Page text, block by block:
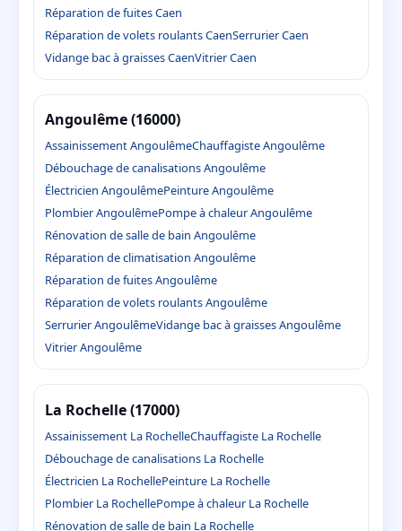
Réparation de fuites Caen
Réparation de volets roulants CaenSerrurier Caen
Vidange bac à graisses CaenVitrier Caen
Angoulême (16000)
Assainissement AngoulêmeChauffagiste Angoulême
Débouchage de canalisations Angoulême
Électricien AngoulêmePeinture Angoulême
Plombier AngoulêmePompe à chaleur Angoulême
Rénovation de salle de bain Angoulême
Réparation de climatisation Angoulême
Réparation de fuites Angoulême
Réparation de volets roulants Angoulême
Serrurier AngoulêmeVidange bac à graisses Angoulême
Vitrier Angoulême
La Rochelle (17000)
Assainissement La RochelleChauffagiste La Rochelle
Débouchage de canalisations La Rochelle
Électricien La RochellePeinture La Rochelle
Plombier La RochellePompe à chaleur La Rochelle
Rénovation de salle de bain La Rochelle